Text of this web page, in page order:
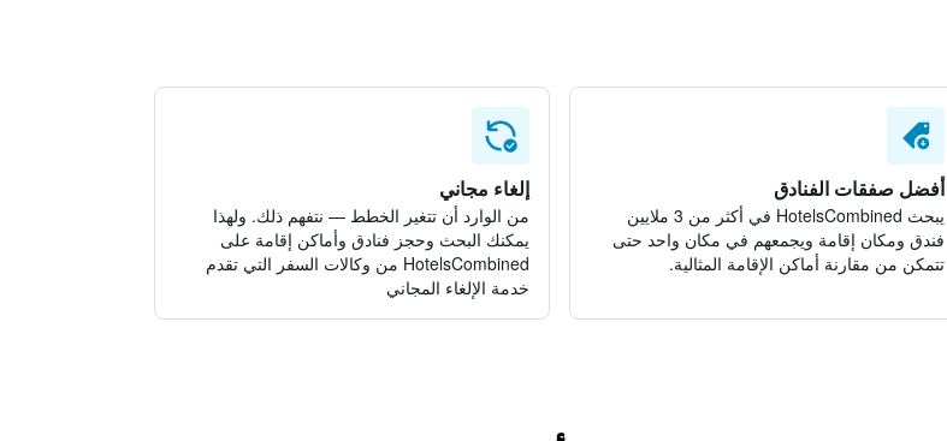
أفضل صفقات الفنادق
يبحث HotelsCombined في أكثر من 3 ملايين
فندق ومكان إقامة ويجمعهم في مكان واحد حتى
تتمكن من مقارنة أماكن الإقامة المثالية.
إلغاء مجاني
من الوارد أن تتغير الخطط — نتفهم ذلك. ولهذا
يمكنك البحث وحجز فنادق وأماكن إقامة على
HotelsCombined من وكالات السفر التي تقدم
خدمة الإلغاء المجاني